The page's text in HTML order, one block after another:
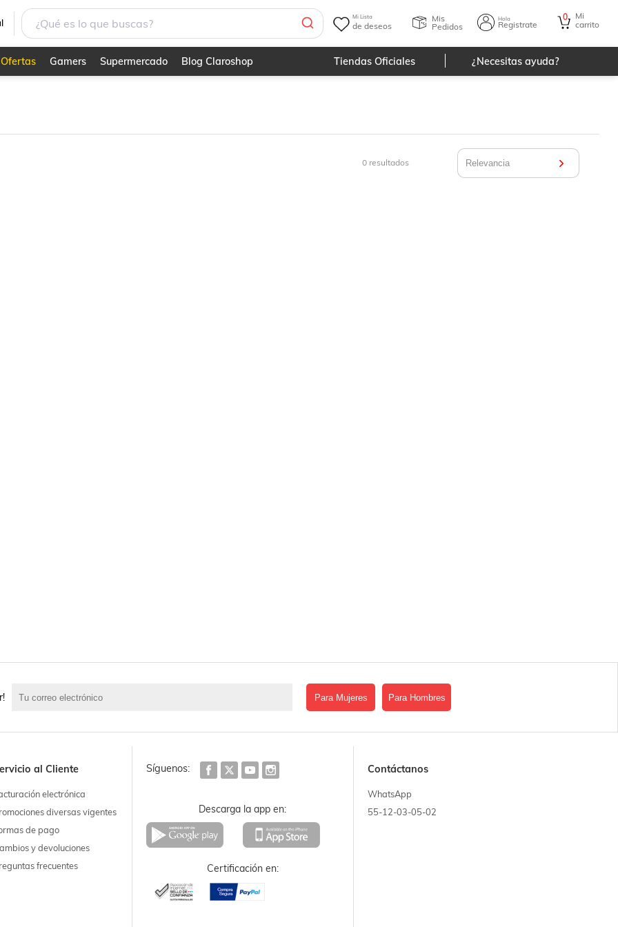
Mi Lista
de deseos
Mis
Pedidos
Hola
Registrate
0
Mi
carrito
Ofertas Gamers Supermercado Blog Claroshop Tiendas Oficiales ¿Necesitas ayuda?
0resultados
Para Mujeres Para Hombres
al Cliente
electrónica
diversas vigentes
de pago
y devoluciones
frecuentes
Síguenos:
Descarga la app en:
Certificación en:
Contáctanos
WhatsApp
55-12-03-05-02